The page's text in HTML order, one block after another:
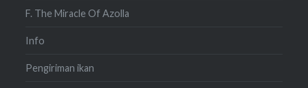
F. The Miracle Of Azolla
Info
Pengiriman ikan